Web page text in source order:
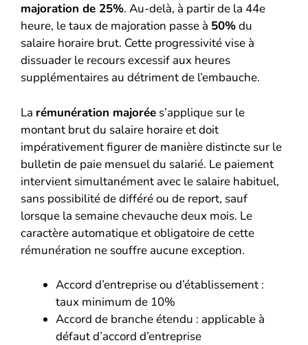
majoration de 25%. Au-delà, à partir de la 44e
heure, le taux de majoration passe à 50%du
salaire horaire brut. Cette progressivité vise à
dissuader le recours excessif aux heures
supplémentaires au détriment de l’embauche.
La rémunération majorée s’applique sur le
montant brut du salaire horaire et doit
impérativement figurer de manière distincte sur le
bulletin de paie mensuel du salarié. Le paiement
intervient simultanément avec le salaire habituel,
sans possibilité de différé ou de report, sauf
lorsque la semaine chevauche deux mois. Le
caractère automatique et obligatoire de cette
rémunération ne souffre aucune exception.
Accord d’entreprise ou d’établissement :
taux minimum de 10%
Accord de branche étendu : applicable à
défaut d’accord d’entreprise